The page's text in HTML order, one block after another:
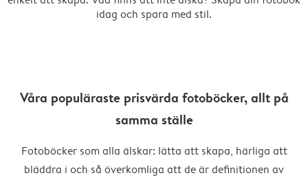
idag och spara med stil.
Våra populäraste prisvärda fotoböcker, allt på
samma ställe
Fotoböcker som alla älskar: lätta att skapa, härliga att
bläddra i och så överkomliga att de är definitionen av